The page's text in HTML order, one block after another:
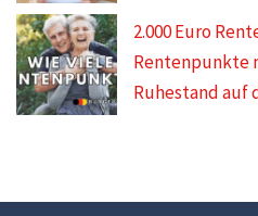
2.000 Euro
Rentenpunkte
Ruhestand auf